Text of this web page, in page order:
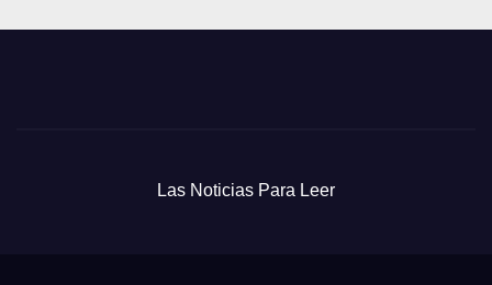
Las Noticias Para Leer